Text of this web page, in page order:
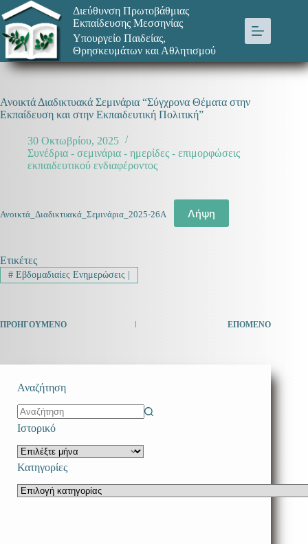
Μετάβαση
στο
περιεχόμενο
Διεύθυνση Πρωτοβάθμιας
Εκπαίδευσης Μεσσηνίας
Υπουργείο Παιδείας,
Θρησκευμάτων και Αθλητισμού
Ανοικτά Διαδικτυακά Σεμινάρια “Σύγχρονα Θέματα στην
Εκπαίδευση και στην Εκπαιδευτική Πολιτική”
30 Οκτωβρίου, 2025
Συνέδρια - σεμινάρια - ημερίδες - επιμορφώσεις
εκπαιδευτικού ενδιαφέροντος
Ανοικτά_Διαδικτυακά_Σεμινάρια_2025-26Α Λήψη
Ετικέτες
#Εβδομαδιαίες Ενημερώσεις |
ΠΡΟΗΓΟΎΜΕΝΟ ΕΠΌΜΕΝΟ
Αναζήτηση
No
results
Ιστορικό
Ιστορικό
Κατηγορίες
Κατηγορίες